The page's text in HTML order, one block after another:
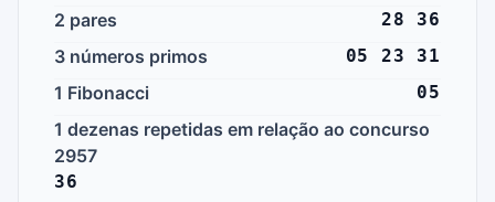
2 pares 28 36
3 números primos 05 23 31
1 Fibonacci 05
1 dezenas repetidas em relação ao concurso
2957
36